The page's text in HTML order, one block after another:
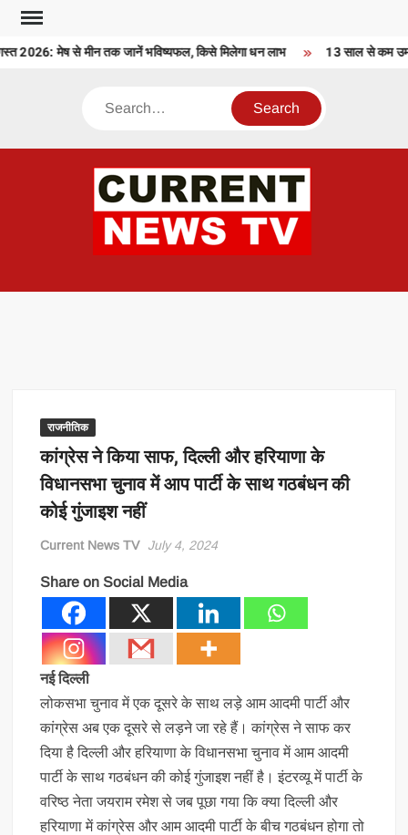
Skip
content
2026: मेष से मीन तक जानें भविष्यफल, किसे मिलेगा धन लाभ 13 साल से कम
Search
राजनीतिक
कांग्रेस ने किया साफ, दिल्ली और हरियाणा के
विधानसभा चुनाव में आप पार्टी के साथ गठबंधन की
कोई गुंजाइश नहीं
Current News TV July 4, 2024
Share on Social Media
नई दिल्ली
लोकसभा चुनाव में एक दूसरे के साथ लड़े आम आदमी पार्टी और
कांग्रेस अब एक दूसरे से लड़ने जा रहे हैं। कांग्रेस ने साफ कर
दिया है दिल्ली और हरियाणा के विधानसभा चुनाव में आम आदमी
पार्टी के साथ गठबंधन की कोई गुंजाइश नहीं है। इंटरव्यू में पार्टी के
वरिष्ठ नेता जयराम रमेश से जब पूछा गया कि क्या दिल्ली और
हरियाणा में कांग्रेस और आम आदमी पार्टी के बीच गठबंधन होगा तो